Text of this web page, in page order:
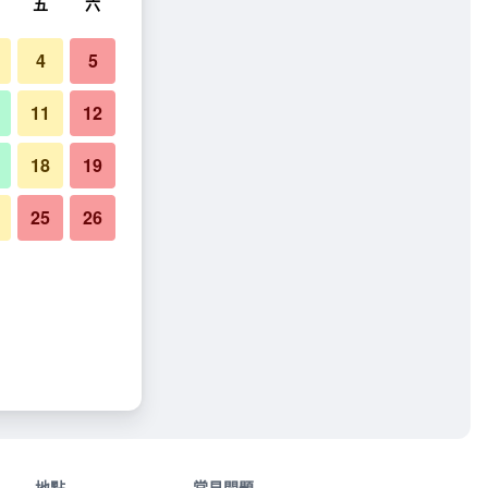
4 5
11 12
18 19
25 26